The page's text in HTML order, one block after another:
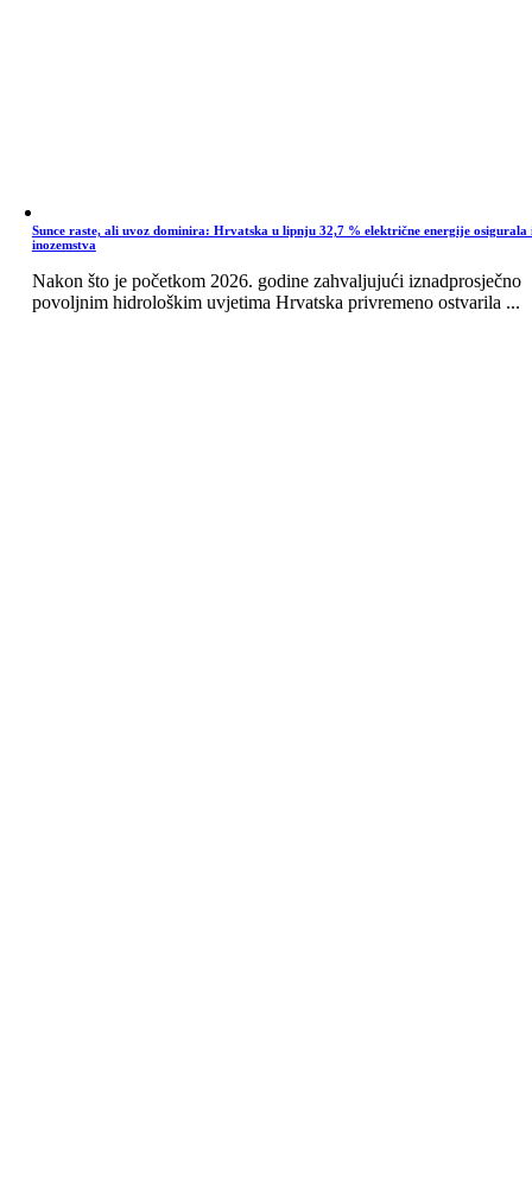
Sunce raste, ali uvoz dominira: Hrvatska u lipnju 32,7 % električne energije osigurala
inozemstva
Nakon što je početkom 2026. godine zahvaljujući iznadprosječno
povoljnim hidrološkim uvjetima Hrvatska privremeno ostvarila ...